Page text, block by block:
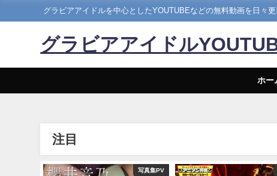
グラビアアイドルを中心としたYOUTUBEなどの無料動画を日々更
グラビアアイドル
ホー
注目
えなこ